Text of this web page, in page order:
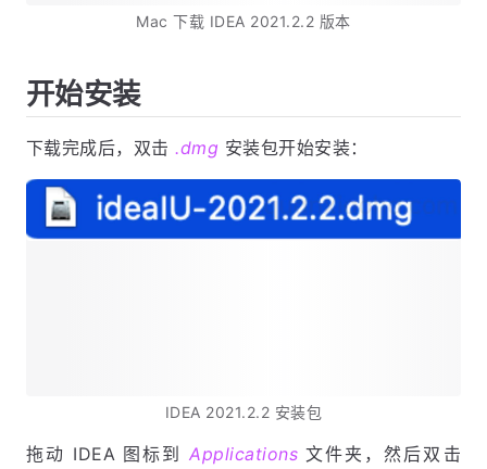
Mac 下载 IDEA 2021.2.2 版本
开始安装
下载完成后，双击.dmg 安装包开始安装：
IDEA 2021.2.2 安装包
拖动 IDEA 图标到Applications 文件夹，然后双击